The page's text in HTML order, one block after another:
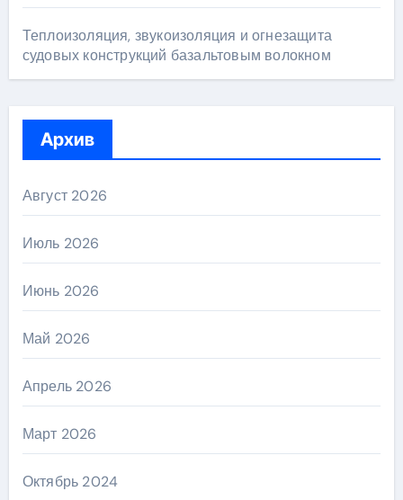
Теплоизоляция, звукоизоляция и огнезащита
судовых конструкций базальтовым волокном
Архив
Август 2026
Июль 2026
Июнь 2026
Май 2026
Апрель 2026
Март 2026
Октябрь 2024